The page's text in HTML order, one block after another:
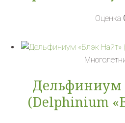
Оценка
Дельфиниум
(Delphinium